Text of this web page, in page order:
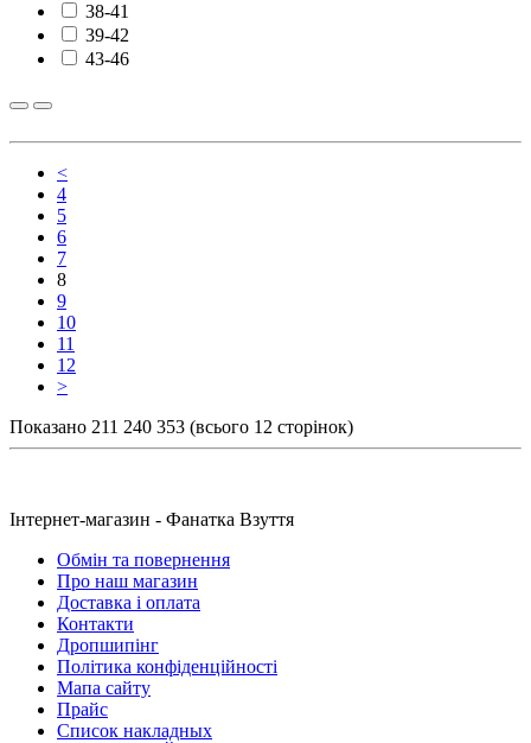
38-41
39-42
43-46
<
4
5
6
7
8
9
10
11
12
>
Показано 211 240 353 (всього 12 сторінок)
Інтернет-магазин - Фанатка Взуття
Обмін та повернення
Про наш магазин
Доставка і оплата
Контакти
Дропшипінг
Політика конфіденційності
Мапа сайту
Прайс
Список накладных